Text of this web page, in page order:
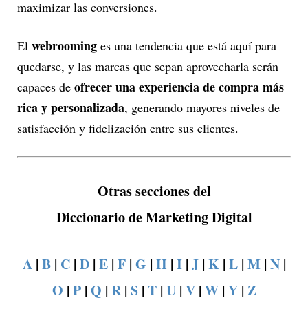
maximizar las conversiones.
El webrooming es una tendencia que está aquí para
quedarse, y las marcas que sepan aprovecharla serán
capaces de ofrecer una experiencia de compra más
rica y personalizada, generando mayores niveles de
satisfacción y fidelización entre sus clientes.
Otras secciones del
Diccionario de Marketing Digital
A| B| C| D| E| F| G | H | I| J| K| L| M| N|
O | P| Q | R| S| T| U| V| W| Y| Z